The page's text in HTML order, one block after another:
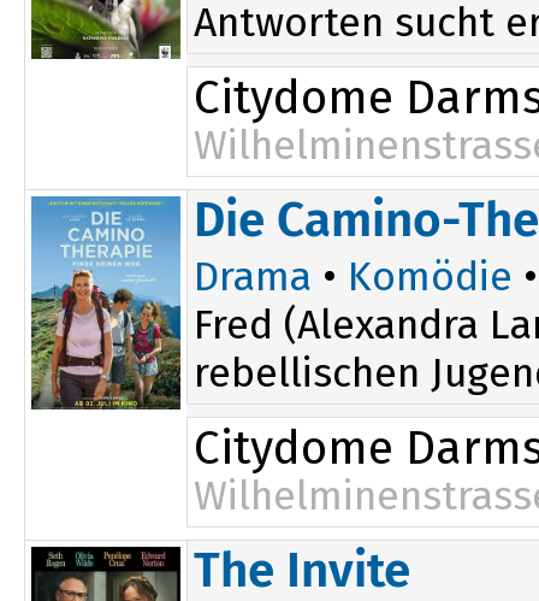
Antworten sucht
Citydome
Die Camino-
Drama • Komödie
Fred (Alexandra
rebellischen
Citydome
The Invite